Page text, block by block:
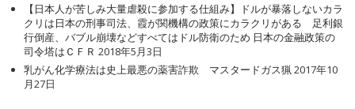
【日本人が苦しみ大量虐殺に参加する仕組み】ドルが暴落しないカラ
クリは日本の刑事司法、霞が関機構の政策にカラクリがある 足利銀
行倒産、バブル崩壊などすべてはドル防衛のため 日本の金融政策の
司令塔はＣＦＲ 2018年5月3日
乳がん化学療法は史上最悪の薬害詐欺 マスタードガス猟 2017年10
月27日